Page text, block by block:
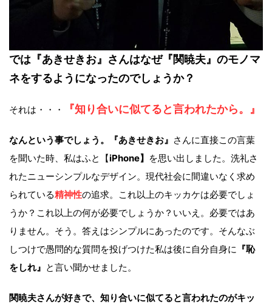
では『あきせきお』さんはなぜ『関暁夫』のモノマ
ネをするようになったのでしょうか？
それは・・・ 『知り合いに似てると言われたから。』
なんという事でしょう。 『あきせきお』 さんに直接この言葉
を聞いた時、私はふと【iPhone】
を思い出しました。洗礼さ
れたニューシンプルなデザイン。現代社会に間違いなく求め
られている精神性の追求。これ以上のキッカケは必要でしょ
うか？これ以上の何が必要でしょうか？いいえ。必要ではあ
りません。そう。答えはシンプルにあったのです。そんなぶ
しつけで愚問的な質問を投げつけた私は後に自分自身に 『恥
をしれ』 と言い聞かせました。
関暁夫さんが好きで、知り合いに似てると言われたのがキッ